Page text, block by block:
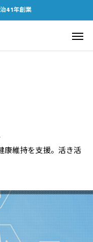
41年創業
康維持を支援。活き活